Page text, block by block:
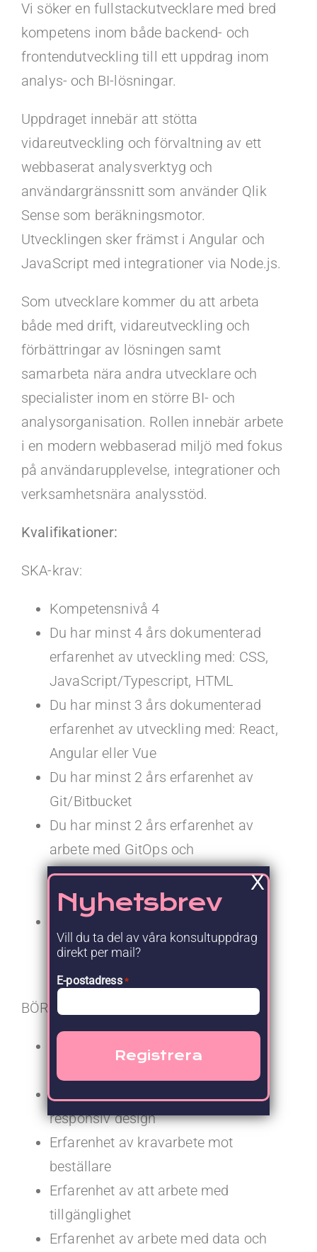
Faq
Vi söker en fullstackutvecklare med bred
kompetens inom både backend- och
frontendutveckling till ett uppdrag inom
analys- och BI-lösningar.
Uppdraget innebär att stötta
vidareutveckling och förvaltning av ett
webbaserat analysverktyg och
användargränssnitt som använder Qlik
Sense som beräkningsmotor.
Utvecklingen sker främst i Angular och
JavaScript med integrationer via Node.js.
Som utvecklare kommer du att arbeta
både med drift, vidareutveckling och
förbättringar av lösningen samt
samarbeta nära andra utvecklare och
specialister inom en större BI- och
analysorganisation. Rollen innebär arbete
i en modern webbaserad miljö med fokus
på användarupplevelse, integrationer och
verksamhetsnära analysstöd.
Kvalifikationer:
SKA-krav:
Kompetensnivå 4
Du har minst 4 års dokumenterad
erfarenhet av utveckling med: CSS,
JavaScript/Typescript, HTML
Du har minst 3 års dokumenterad
erfarenhet av utveckling med: React,
Angular eller Vue
Du har minst 2 års erfarenhet av
Git/Bitbucket
Du har minst 2 års erfarenhet av
arbete med GitOps och
containerplattformar, som till
exempel Open Shift
Du har minst 2 års erfarenhet av
utveckling av REST API-er för
BÖR-krav:
Utbildning som
högskole-/civilingenjör
Erfarenhet av att jobba med
responsiv design
Erfarenhet av kravarbete mot
beställare
Erfarenhet av att arbete med
tillgänglighet
Erfarenhet av arbete med data och
Nyhetsbrev
Vill du ta del av våra konsultuppdrag
direkt per mail?
E-postadress *
X